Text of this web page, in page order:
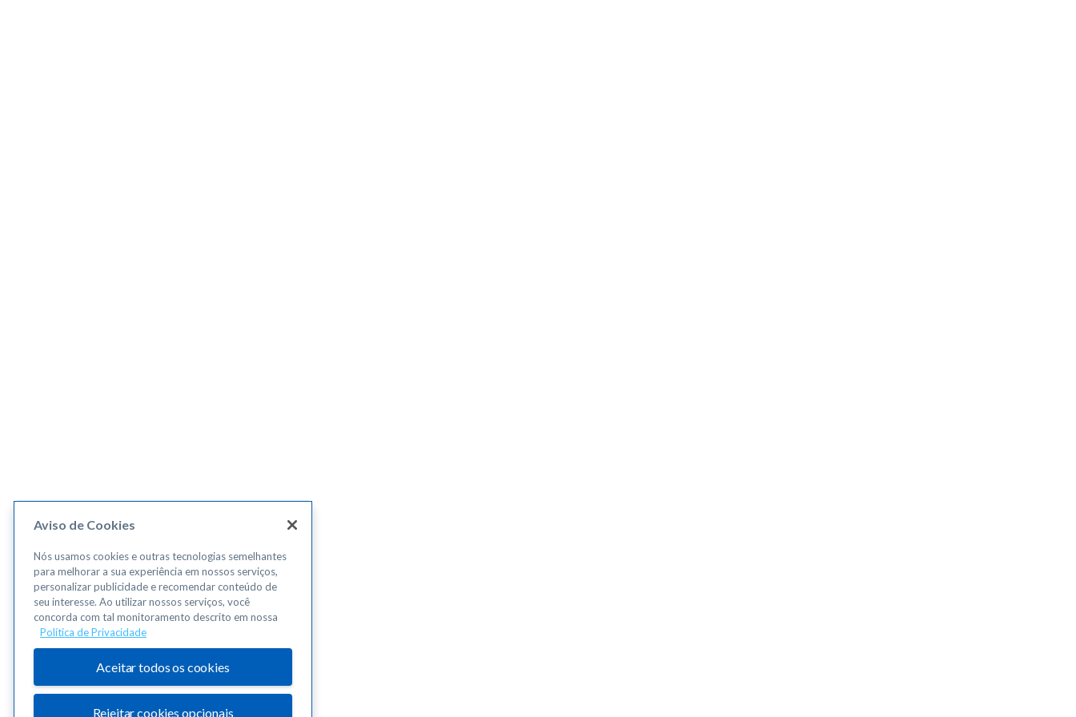
Aviso de Cookies
Nós usamos cookies e outras tecnologias semelhantes
para melhorar a sua experiência em nossos serviços,
personalizar publicidade e recomendar conteúdo de
seu interesse. Ao utilizar nossos serviços, você
concorda com tal monitoramento descrito em nossa
Política de Privacidade
Aceitar todos os cookies
Rejeitar cookies opcionais